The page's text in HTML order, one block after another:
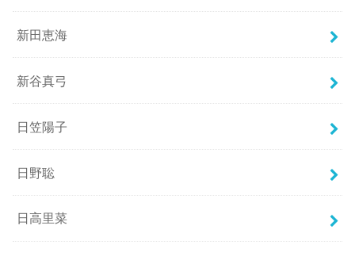
新田恵海
新谷真弓
日笠陽子
日野聡
日高里菜